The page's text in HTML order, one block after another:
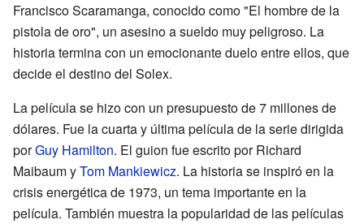
Francisco Scaramanga, conocido como "El hombre de la
pistola de oro", un asesino a sueldo muy peligroso. La
historia termina con un emocionante duelo entre ellos, que
decide el destino del Solex.
La película se hizo con un presupuesto de 7 millones de
dólares. Fue la cuarta y última película de la serie dirigida
porGuy Hamilton. El guion fue escrito por Richard
Maibaum yTom Mankiewicz. La historia se inspiró en la
crisis energética de 1973, un tema importante en la
película. También muestra la popularidad de las películas